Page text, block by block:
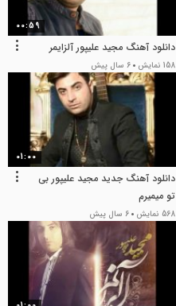
00:59
دانلود آهنگ مجید علیپور آلزایمر
158 نمایش 6 سال پیش
01:00
دانلود آهنگ جدید مجید علیپور بی
تو میمیرم
568 نمایش 6 سال پیش